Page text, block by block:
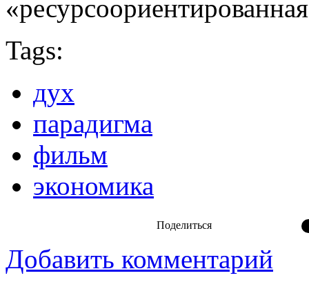
Tags:
дух
парадигма
фильм
экономика
Поделиться
Добавить комментарий